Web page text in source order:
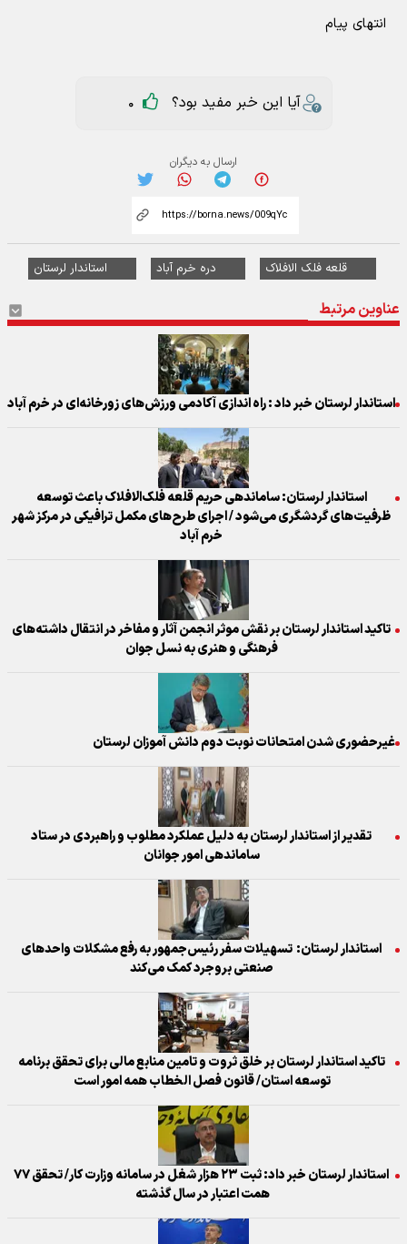
انتهای پیام
آیا این خبر مفید بود؟ 0
ارسال به دیگران
قلعه فلک الافلاک دره خرم آباد استاندار لرستان
عناوین مرتبط
استاندار لرستان خبر داد : راه اندازی آکادمی ورزش‌های زورخانه‌ای در خرم آباد
استاندار لرستان: ساماندهی حریم قلعه فلک‌الافلاک باعث توسعه
ظرفیت‌های گردشگری می‌شود / اجرای طرح‌های مکمل ترافیکی در مرکز شهر
خرم آباد
تاکید استاندار لرستان بر نقش موثر انجمن آثار و مفاخر در انتقال داشته‌های
فرهنگی و هنری به نسل جوان
غیرحضوری شدن امتحانات نوبت دوم دانش آموزان لرستان
تقدیر از استاندار لرستان به دلیل عملکرد مطلوب و راهبردی در ستاد
ساماندهی امور جوانان
استاندار لرستان: تسهیلات سفر رئیس‌جمهور به رفع مشکلات واحد‌های
صنعتی بروجرد کمک می‌کند
تاکید استاندار لرستان بر خلق ثروت و تامین منابع مالی برای تحقق برنامه
توسعه استان/ قانون فصل الخطاب همه امور است
استاندار لرستان خبر داد: ثبت ۲۳ هزار شغل در سامانه وزارت کار/ تحقق ۷۷
همت اعتبار در سال گذشته